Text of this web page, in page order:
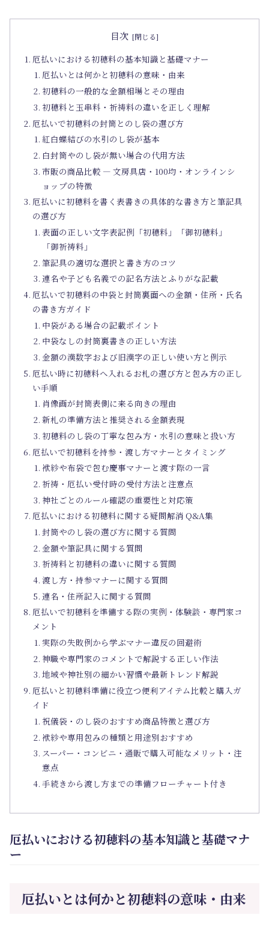
目次
厄払いにおける初穂料の基本知識と基礎マナー
厄払いとは何かと初穂料の意味・由来
初穂料の一般的な金額相場とその理由
初穂料と玉串料・祈祷料の違いを正しく理解
厄払いで初穂料の封筒とのし袋の選び方
紅白蝶結びの水引のし袋が基本
白封筒やのし袋が無い場合の代用方法
市販の商品比較 ― 文房具店・100均・オンラインシ
ョップの特徴
厄払いに初穂料を書く表書きの具体的な書き方と筆記具
の選び方
表面の正しい文字表記例「初穂料」「御初穂料」
「御祈祷料」
筆記具の適切な選択と書き方のコツ
連名や子ども名義での記名方法とふりがな記載
厄払いで初穂料の中袋と封筒裏面への金額・住所・氏名
の書き方ガイド
中袋がある場合の記載ポイント
中袋なしの封筒裏書きの正しい方法
金額の漢数字および旧漢字の正しい使い方と例示
厄払い時に初穂料へ入れるお札の選び方と包み方の正し
い手順
肖像画が封筒表側に来る向きの理由
新札の準備方法と推奨される金額表現
初穂料のし袋の丁寧な包み方・水引の意味と扱い方
厄払いで初穂料を持参・渡し方マナーとタイミング
袱紗や布袋で包む慶事マナーと渡す際の一言
祈祷・厄払い受付時の受付方法と注意点
神社ごとのルール確認の重要性と対応策
厄払いにおける初穂料に関する疑問解消 Q&A集
封筒やのし袋の選び方に関する質問
金額や筆記具に関する質問
祈祷料と初穂料の違いに関する質問
渡し方・持参マナーに関する質問
連名・住所記入に関する質問
厄払いで初穂料を準備する際の実例・体験談・専門家コ
メント
実際の失敗例から学ぶマナー違反の回避術
神職や専門家のコメントで解説する正しい作法
地域や神社別の細かい習慣や最新トレンド解説
厄払いと初穂料準備に役立つ便利アイテム比較と購入ガ
イド
祝儀袋・のし袋のおすすめ商品特徴と選び方
袱紗や専用包みの種類と用途別おすすめ
スーパー・コンビニ・通販で購入可能なメリット・注
意点
手続きから渡し方までの準備フローチャート付き
厄払いにおける初穂料の基本知識と基礎マナ
ー
厄払いとは何かと初穂料の意味・由来